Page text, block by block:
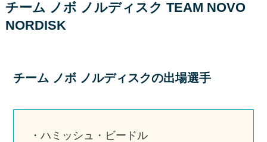
チーム ノボ ノルディスク TEAM NOVO
NORDISK
チーム ノボ ノルディスクの出場選手
・ハミッシュ・ビードル